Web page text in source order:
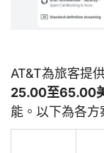
AT&T為旅客提
25.00至65.00
能。以下為各方